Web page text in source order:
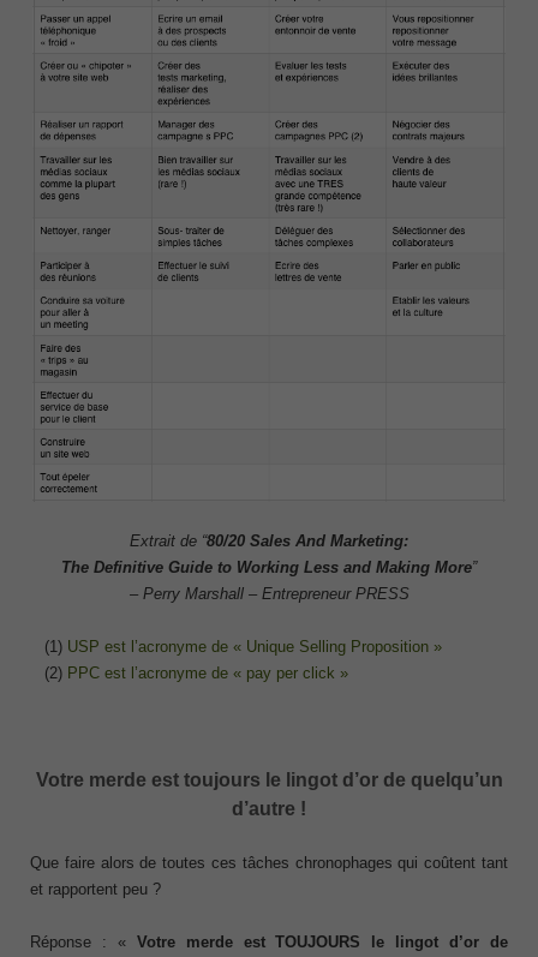
Extrait de “80/20 Sales And Marketing:
The Definitive Guide to Working Less and Making More”
– Perry Marshall – Entrepreneur PRESS
(1) USP est l’acronyme de « Unique Selling Proposition »
(2) PPC est l’acronyme de « pay per click »
Votre merde est toujours le lingot d’or de quelqu’un
d’autre !
Que faire alors de toutes ces tâches chronophages qui coûtent tant
et rapportent peu ?
Réponse : « Votre merde est TOUJOURS le lingot d’or de